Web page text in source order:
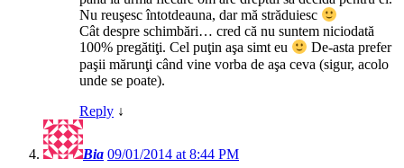
Nu reuşesc întotdeauna, dar mă străduiesc
Cât despre schimbări… cred că nu suntem niciodată
100% pregătiţi. Cel puţin aşa simt eu
De-asta prefer
paşii mărunţi când vine vorba de aşa ceva (sigur, acolo
unde se poate).
Reply ↓
Bia 09/01/2014 at 8:44 PM